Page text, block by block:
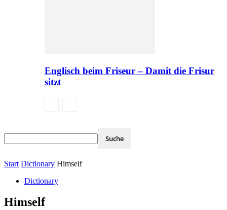
Englisch beim Friseur – Damit die Frisur
sitzt
Start Dictionary Himself
Dictionary
Himself